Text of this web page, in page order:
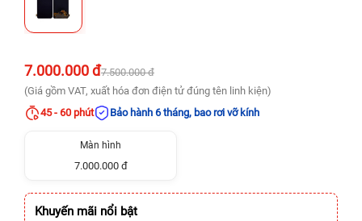
7.000.000 đ7.500.000 đ
(Giá gồm VAT, xuất hóa đơn điện tử đúng tên linh kiện)
45 - 60 phút
Bảo hành 6 tháng, bao rơi vỡ kính
Màn hình
7.000.000 đ
Khuyến mãi nổi bật